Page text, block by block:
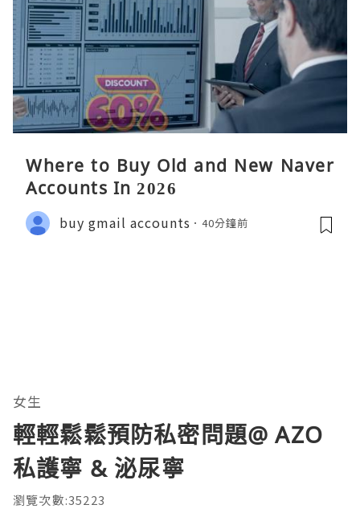
Where to Buy Old and New Naver
Accounts In 2026
buy gmail accounts 40分鐘前
女生
輕輕鬆鬆預防私密問題@ AZO
私護寧 & 泌尿寧
瀏覽次數:35223